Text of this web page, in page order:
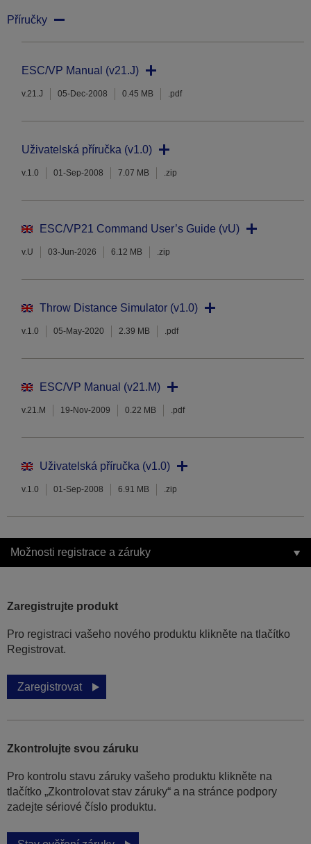
Příručky
ESC/VP Manual (v21.J)
v.21.J 05-Dec-2008 0.45 MB .pdf
Uživatelská příručka (v1.0)
v.1.0 01-Sep-2008 7.07 MB .zip
ESC/VP21 Command User’s Guide (vU)
v.U 03-Jun-2026 6.12 MB .zip
Throw Distance Simulator (v1.0)
v.1.0 05-May-2020 2.39 MB .pdf
ESC/VP Manual (v21.M)
v.21.M 19-Nov-2009 0.22 MB .pdf
Uživatelská příručka (v1.0)
v.1.0 01-Sep-2008 6.91 MB .zip
Možnosti registrace a záruky
Zaregistrujte produkt
Pro registraci vašeho nového produktu klikněte na tlačítko
Registrovat.
Zaregistrovat
Zkontrolujte svou záruku
Pro kontrolu stavu záruky vašeho produktu klikněte na
tlačítko „Zkontrolovat stav záruky“ a na stránce podpory
zadejte sériové číslo produktu.